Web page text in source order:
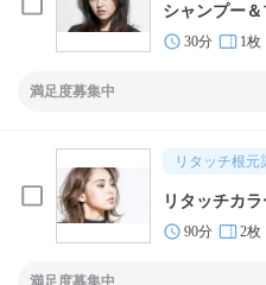
シャンプー＆
30分 1枚
満足度募集中
リタッチ根元
リタッチカラ
90分 2枚
満足度募集中